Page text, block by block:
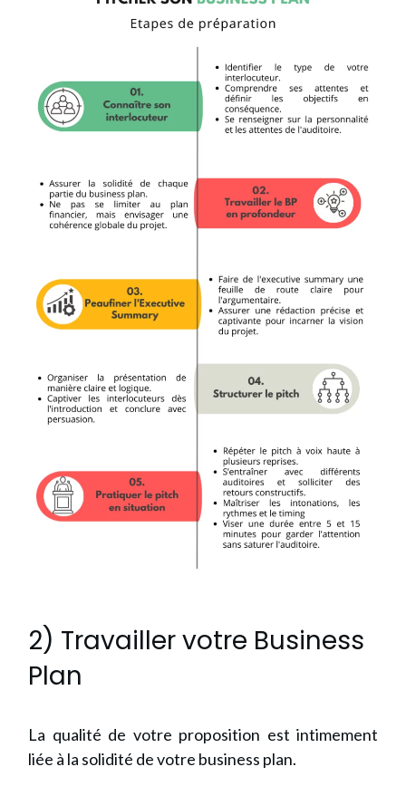
2) Travailler votre Business
Plan
La qualité de votre proposition est intimement
liée à la solidité de votre business plan.